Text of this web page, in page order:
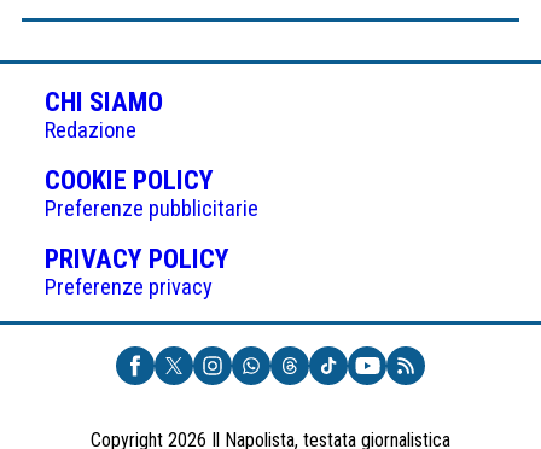
CHI SIAMO
Redazione
COOKIE POLICY(APRE
IN
UNA
NUOVA
Preferenze pubblicitarie
PRIVACY POLICY(APRE
UNA
NUOVA
SCHEDA)
Preferenze privacy
Copyright 2026 Il Napolista, testata giornalistica